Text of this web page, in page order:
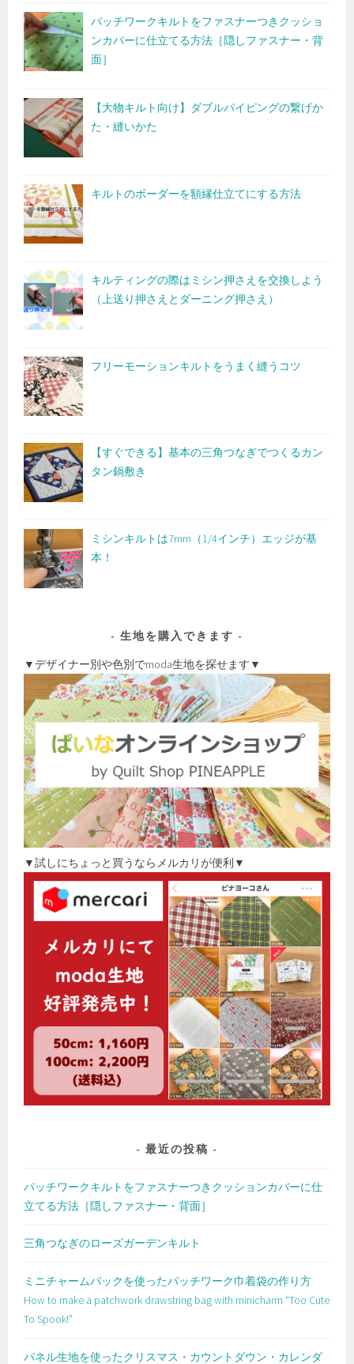
パッチワークキルトをファスナーつきクッショ
ンカバーに仕立てる方法［隠しファスナー・背
面］
【大物キルト向け】ダブルパイピングの繋げか
た・縫いかた
キルトのボーダーを額縁仕立てにする方法
キルティングの際はミシン押さえを交換しよう
（上送り押さえとダーニング押さえ）
フリーモーションキルトをうまく縫うコツ
【すぐできる】基本の三角つなぎでつくるカン
タン鍋敷き
ミシンキルトは7mm（1/4インチ）エッジが基
本！
生地を購入できます
▼デザイナー別や色別でmoda生地を探せます▼
▼試しにちょっと買うならメルカリが便利▼
最近の投稿
パッチワークキルトをファスナーつきクッションカバーに仕
立てる方法［隠しファスナー・背面］
三角つなぎのローズガーデンキルト
ミニチャームパックを使ったパッチワーク巾着袋の作り方
How to make a patchwork drawstring bag with minicharm “Too Cute
To Spook!”
パネル生地を使ったクリスマス・カウントダウン・カレンダ